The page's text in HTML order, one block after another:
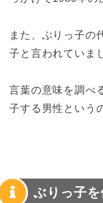
また、ぶりっ子の
子と言われていま
言葉の意味を調べ
子する男性という
ぶりっ子を